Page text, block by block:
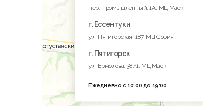
пер. Промышленный, 1A, МЦ Маск
г. Ессентуки
ул. Пятигорская, 187, МЦ София
г. Пятигорск
ул. Ермолова, 38/1, МЦ Маск
Ежедневно с 10:00 до 19:00